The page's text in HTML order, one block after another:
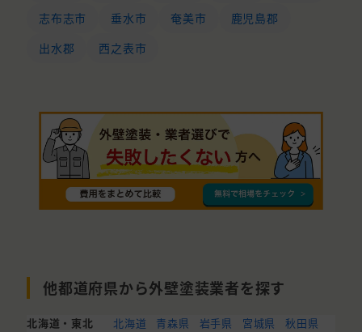
志布志市
垂水市 奄美市
鹿児島郡
出水郡
西之表市
他都道府県から外壁塗装業者を探す
北海道・東北 北海道 青森県 岩手県 宮城県
秋田県